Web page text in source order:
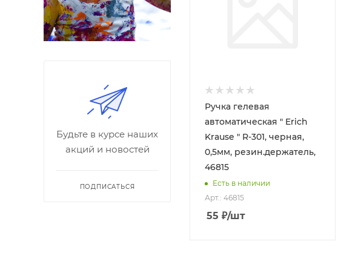
Ручка гелевая
автоматическая " Erich
Krause " R-301, черная,
0,5мм, резин.держатель,
46815
Есть в наличии
Арт.: 46815
55 ₽/шт
Будьте в курсе наших
акций и новостей
ПОДПИСАТЬСЯ